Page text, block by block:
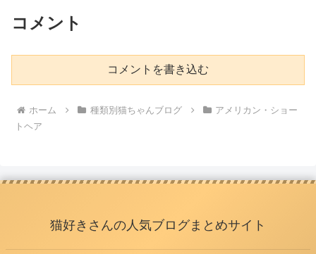
コメント
コメントを書き込む
ホーム 種類別猫ちゃんブログ
アメリカン・ショー
トヘア
猫好きさんの人気ブログまとめサイト